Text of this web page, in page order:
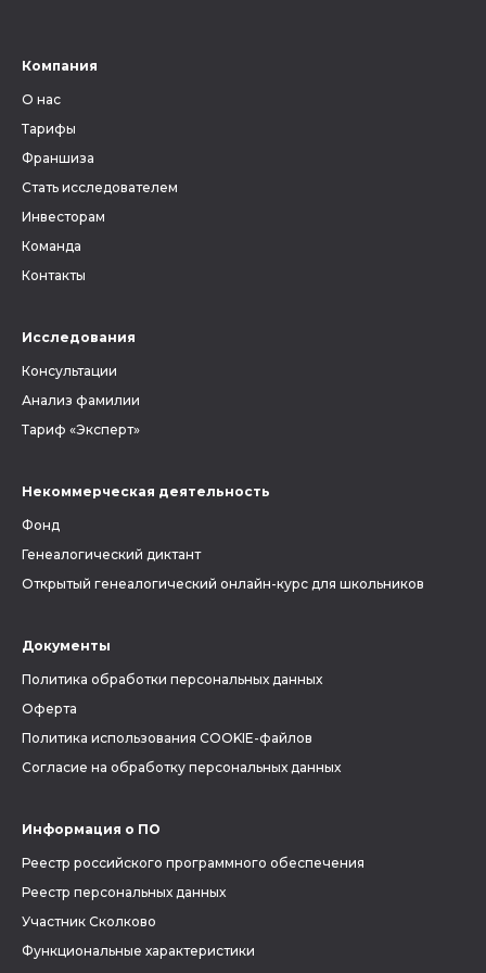
документы, связанные с
людьми, которых вы ищете.
Компания
О нас
Тарифы
Франшиза
Стать исследователем
Инвесторам
Команда
Контакты
Исследования
Консультации
Анализ фамилии
Тариф «Эксперт»
Некоммерческая деятельность
Фонд
Генеалогический диктант
Открытый генеалогический онлайн-курс для школьников
Документы
Политика обработки персональных данных
Оферта
Политика использования COOKIE-файлов
Согласие на обработку персональных данных
Информация о ПО
Реестр российского программного обеспечения
Реестр персональных данных
Участник Сколково
Функциональные характеристики